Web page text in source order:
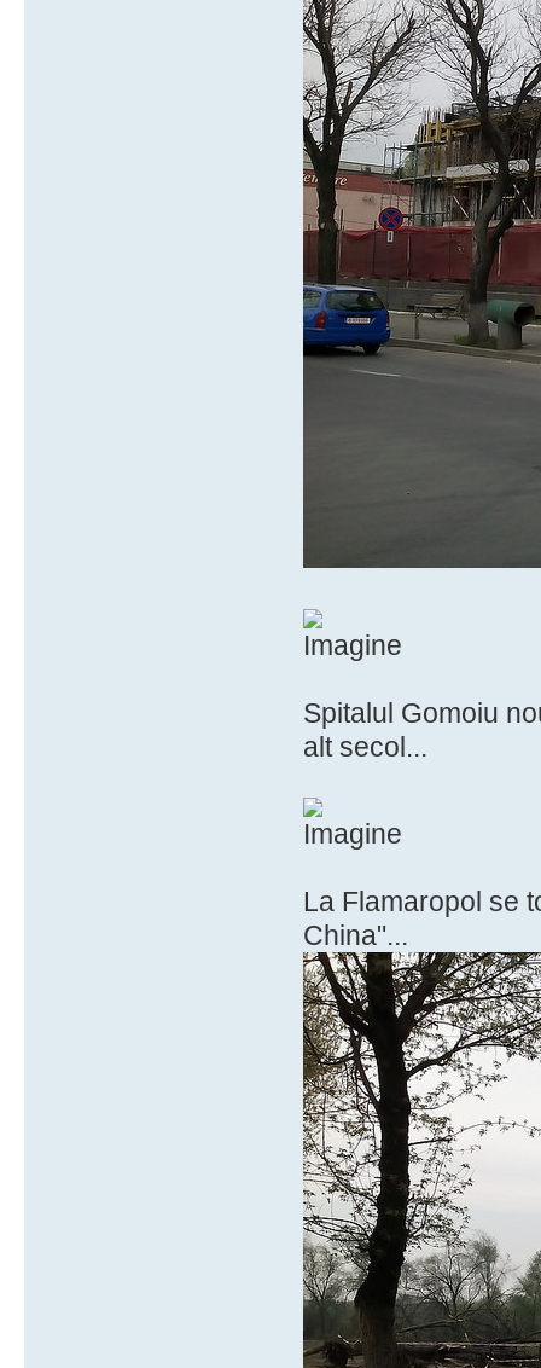
Spitalul Gomoiu
alt secol...
La Flamaropol se
China"...